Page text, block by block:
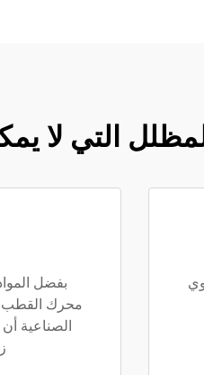
التي لا
بفضل
محرك القطب
الصناعية